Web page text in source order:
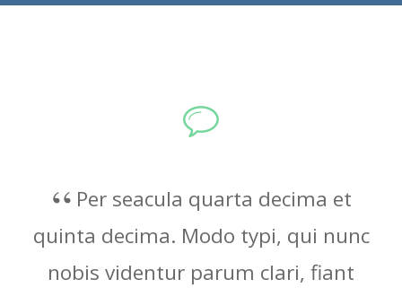
Per seacula quarta decima et
quinta decima. Modo typi, qui nunc
nobis videntur parum clari, fiant